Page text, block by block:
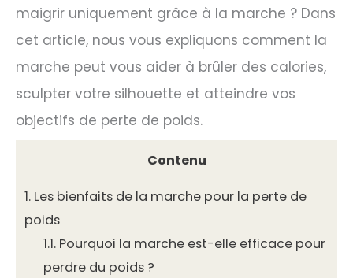
maigrir uniquement grâce à la marche ? Dans
cet article, nous vous expliquons comment la
marche peut vous aider à brûler des calories,
sculpter votre silhouette et atteindre vos
objectifs de perte de poids.
Contenu
1. Les bienfaits de la marche pour la perte de
poids
1.1. Pourquoi la marche est-elle efficace pour
perdre du poids ?